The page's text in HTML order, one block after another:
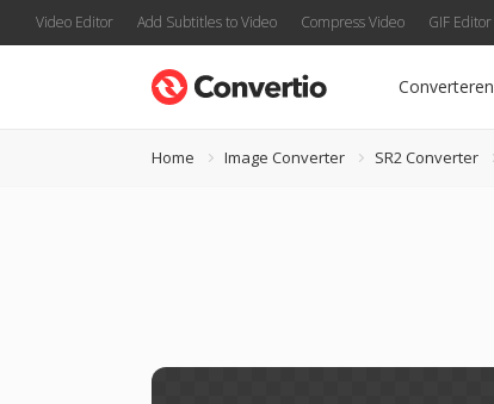
Video Editor Add Subtitles to Video Compress Video GIF Editor
Converteren
Home Image Converter SR2 Converter